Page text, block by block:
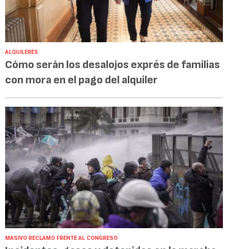
ALQUILERES
Cómo serán los desalojos exprés de familias
con mora en el pago del alquiler
MASIVO RECLAMO FRENTE AL CONGRESO